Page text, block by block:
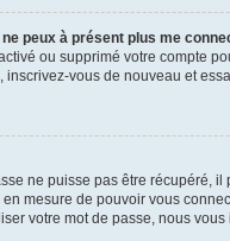
peux à présent plus me
ou supprimé votre compte
vous de nouveau et
ne puisse pas être récupéré,
mesure de pouvoir vous
votre mot de passe, nous